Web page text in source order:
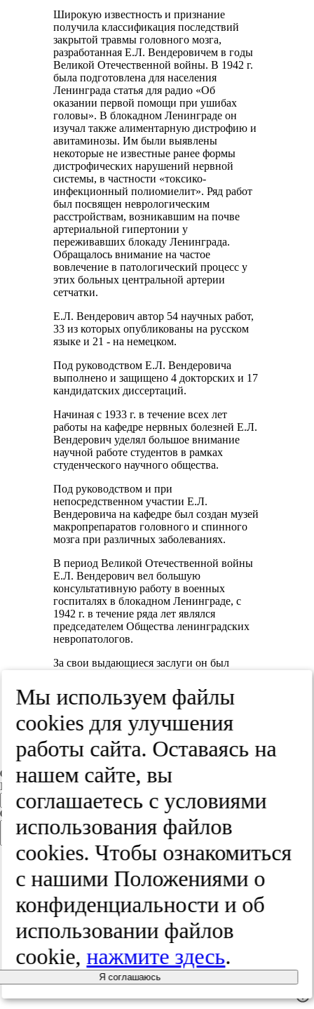
Широкую известность и признание
получила классификация последствий
закрытой травмы головного мозга,
разработанная Е.Л. Вендеровичем в годы
Великой Отечественной войны. В 1942 г.
была подготовлена для населения
Ленинграда статья для радио «Об
оказании первой помощи при ушибах
головы». В блокадном Ленинграде он
изучал также алиментарную дистрофию и
авитаминозы. Им были выявлены
некоторые не известные ранее формы
дистрофических нарушений нервной
системы, в частности «токсико-
инфекционный полиомиелит». Ряд работ
был посвящен неврологическим
расстройствам, возникавшим на почве
артериальной гипертонии у
переживавших блокаду Ленинграда.
Обращалось внимание на частое
вовлечение в патологический процесс у
этих больных центральной артерии
сетчатки.
Е.Л. Вендерович автор 54 научных работ,
33 из которых опубликованы на русском
языке и 21 - на немецком.
Под руководством Е.Л. Вендеровича
выполнено и защищено 4 докторских и 17
кандидатских диссертаций.
Начиная с 1933 г. в течение всех лет
работы на кафедре нервных болезней Е.Л.
Вендерович уделял большое внимание
научной работе студентов в рамках
студенческого научного общества.
Под руководством и при
непосредственном участии Е.Л.
Вендеровича на кафедре был создан музей
макропрепаратов головного и спинного
мозга при различных заболеваниях.
В период Великой Отечественной войны
Е.Л. Вендерович вел большую
консультативную работу в военных
госпиталях в блокадном Ленинграде, с
1942 г. в течение ряда лет являлся
председателем Общества ленинградских
невропатологов.
За свои выдающиеся заслуги он был
медалями, удостоен почетного звания
«Заслуженный деятель науки» (1946).
Е.Л. Вендерович умер 31 мая 1954 г. на 73-
м году жизни и похоронен на
Серафимовском кладбище.
Связаться с автором
Email
Сообщение
Соглашаюсь на
обработку персональных данных в
персональных данных» от 27 июля 2006 года № 152-ФЗ».
Мы используем файлы
cооkies для улучшения
работы сайта. Оставаясь на
нашем сайте, вы
соглашаетесь с условиями
использования файлов
cооkies. Чтобы ознакомиться
с нашими Положениями о
конфиденциальности и об
использовании файлов
cookie,нажмите здесь.
Я соглашаюсь